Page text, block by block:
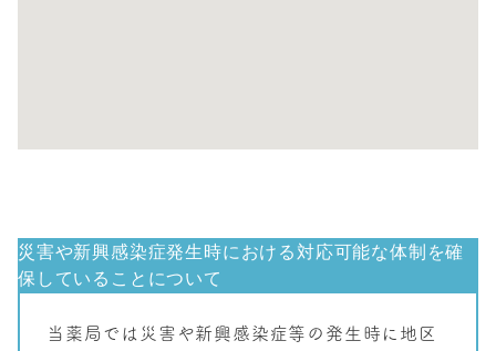
災害や新興感染症発生時における対応可能な体制を確
保していることについて
当薬局では災害や新興感染症等の発生時に地区